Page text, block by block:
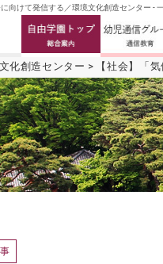
に向けて発信する／環境文化創造センター
化創造センター 【社会】「